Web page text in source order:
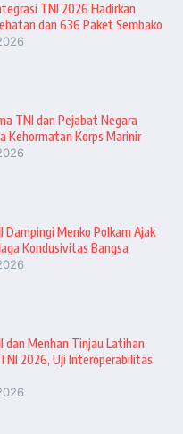
TNI 2026 Hadirkan
dan 636 Paket Sembako
TNI dan Pejabat Negara
Kehormatan Korps Marinir
Dampingi Menko Polkam Ajak
Kondusivitas Bangsa
dan Menhan Tinjau Latihan
2026, Uji Interoperabilitas